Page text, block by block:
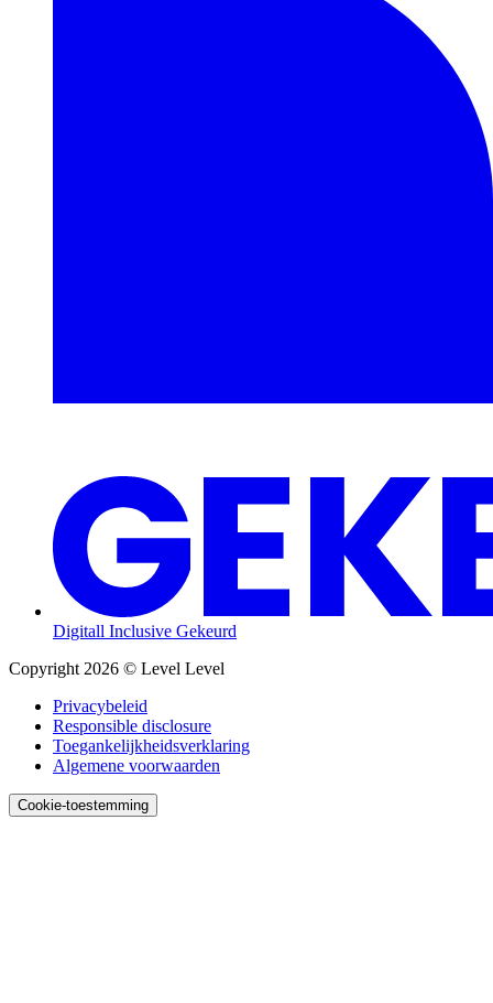
Digitall Inclusive Gekeurd
Copyright 2026 © Level Level
Privacybeleid
Responsible disclosure
Toegankelijk­heids­verklaring
Algemene voorwaarden
Cookie-toestemming